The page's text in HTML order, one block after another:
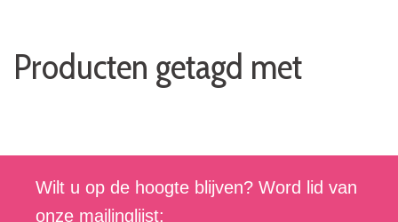
Producten getagd met
Wilt u op de hoogte blijven? Word lid van
onze mailinglijst: